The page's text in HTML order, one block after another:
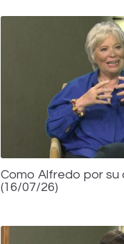
Como Alfredo por su
(16/07/26)